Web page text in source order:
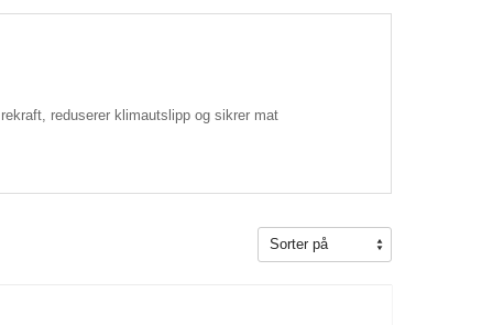
reduserer klimautslipp og sikrer mat